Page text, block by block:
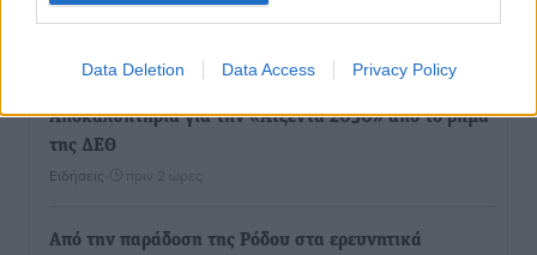
Data Deletion Data Access Privacy Policy
Αποκαλυπτήρια για την «Ατζέντα 2030» από το βήμα
της ΔΕΘ
Ειδήσεις πριν 2 ώρες
Από την παράδοση της Ρόδου στα ερευνητικά